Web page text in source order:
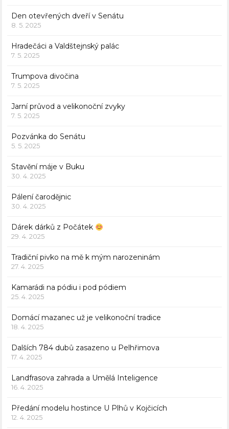
Den otevřených dveří v Senátu
8. 5. 2025
Hradečáci a Valdštejnský palác
7. 5. 2025
Trumpova divočina
7. 5. 2025
Jarní průvod a velikonoční zvyky
7. 5. 2025
Pozvánka do Senátu
5. 5. 2025
Stavění máje v Buku
30. 4. 2025
Pálení čarodějnic
30. 4. 2025
Dárek dárků z Počátek
29. 4. 2025
Tradiční pivko na mě k mým narozeninám
27. 4. 2025
Kamarádi na pódiu i pod pódiem
25. 4. 2025
Domácí mazanec už je velikonoční tradice
18. 4. 2025
Dalších 784 dubů zasazeno u Pelhřimova
17. 4. 2025
Landfrasova zahrada a Umělá Inteligence
16. 4. 2025
Předání modelu hostince U Plhů v Kojčicích
12. 4. 2025